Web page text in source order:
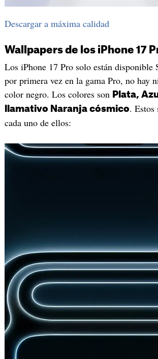
Descargar a máxima calidad
Wallpapers de los iPhone 17
Los iPhone 17 Pro solo están disponible
por primera vez en la gama Pro, no hay
color negro. Los colores son Plata,
llamativo Naranja cósmico. Estos
cada uno de ellos: